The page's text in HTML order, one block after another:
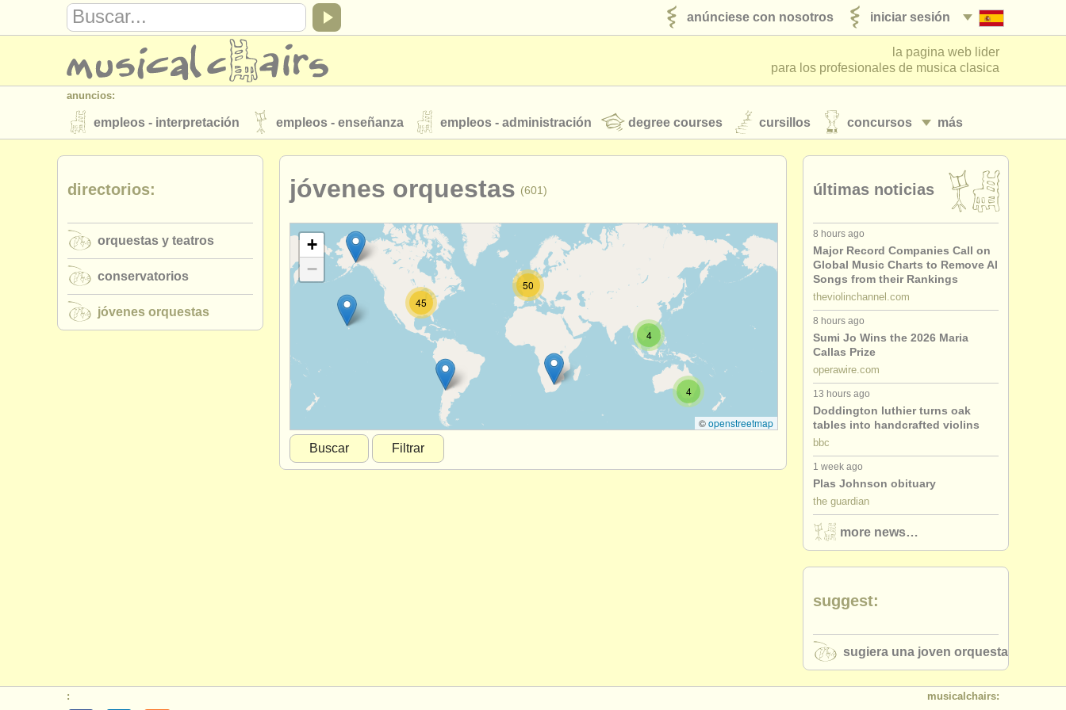
iniciar sesión
anúnciese con nosotros
la pagina web lider
para los profesionales de musica clasica
anuncios:
más
empleos - interpretación empleos - enseñanza empleos - administración degree courses cursillos concursos
instrumentos en venta instrumentos robados
directorios:
musicalchairs:
contáctenos fuentes rss noticias sobre música clásica
editor:
anúnciese con nosotros find out about our ATS iniciar sesión
jóvenes orquestas (601)
4
4
50
45
+
−
©openstreetmap
Buscar
Filtrar
directorios:
orquestas y teatros
conservatorios
jóvenes orquestas
últimas noticias
8 hours ago
Major Record Companies Call on
Global Music Charts to Remove AI
Songs from their Rankings
theviolinchannel.com
8 hours ago
Sumi Jo Wins the 2026 Maria
Callas Prize
operawire.com
13 hours ago
Doddington luthier turns oak
tables into handcrafted violins
bbc
1 week ago
Plas Johnson obituary
the guardian
more news…
suggest:
sugiera una joven orquesta
musicalchairs:
: